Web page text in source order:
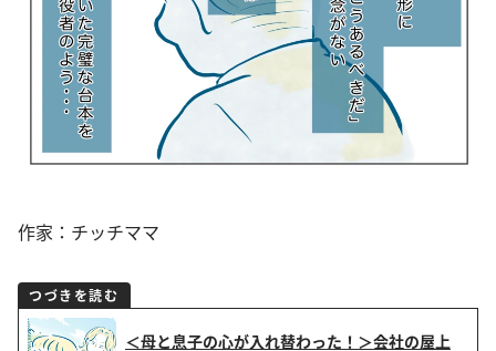
作家：チッチママ
つづきを読む
＜母と息子の心が入れ替わった！＞会社の屋上